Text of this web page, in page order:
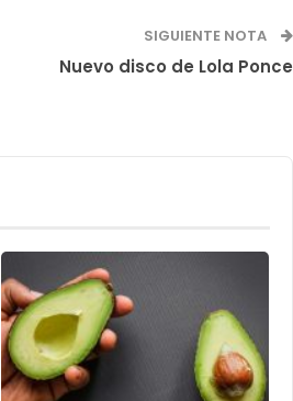
SIGUIENTE NOTA
Nuevo disco de Lola Ponce